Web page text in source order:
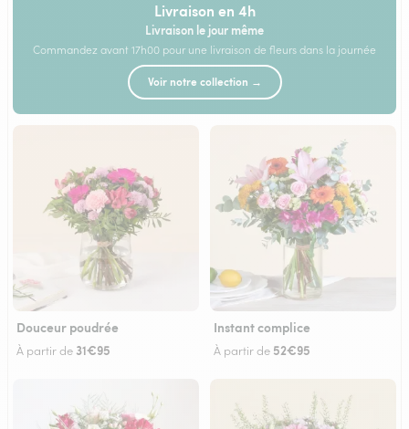
Livraison en 4h
Livraison le jour même
Commandez avant 17h00 pour une livraison de fleurs dans la journée
Voir notre collection →
Douceur poudrée
À partir de 31€95
Instant complice
À partir de 52€95